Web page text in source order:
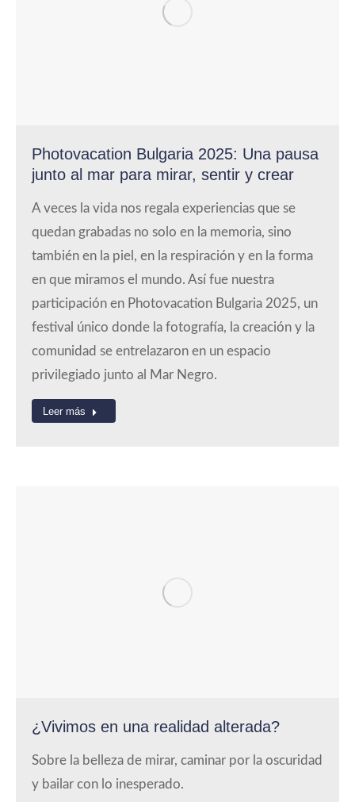
Photovacation Bulgaria 2025: Una pausa
junto al mar para mirar, sentir y crear
A veces la vida nos regala experiencias que se
quedan grabadas no solo en la memoria, sino
también en la piel, en la respiración y en la forma
en que miramos el mundo. Así fue nuestra
participación en Photovacation Bulgaria 2025, un
festival único donde la fotografía, la creación y la
comunidad se entrelazaron en un espacio
privilegiado junto al Mar Negro.
Leer más
¿Vivimos en una realidad alterada?
Sobre la belleza de mirar, caminar por la oscuridad
y bailar con lo inesperado.